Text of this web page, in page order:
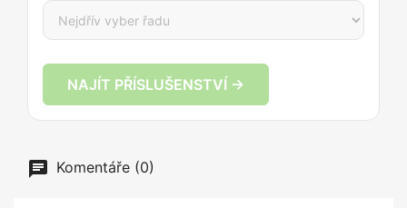
NAJÍT PŘÍSLUŠENSTVÍ →
Komentáře (0)